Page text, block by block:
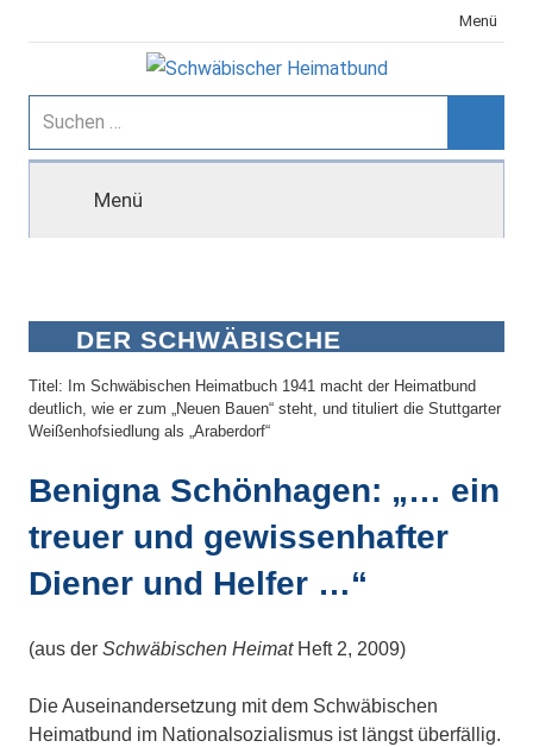
Inhalt
Menü
Schwäbischer
Heimatbund
Suchen
nach:
Menü
DER SCHWÄBISCHE
Titel: Im Schwäbischen Heimatbuch 1941 macht der Heimatbund
deutlich, wie er zum „Neuen Bauen“ steht, und tituliert die Stuttgarter
Weißenhofsiedlung als „Araberdorf“
Benigna Schönhagen: „… ein
treuer und gewissenhafter
Diener und Helfer …“
(aus der Schwäbischen HeimatHeft 2, 2009)
Die Auseinandersetzung mit dem Schwäbischen
Heimatbund im Nationalsozialismus ist längst überfällig.